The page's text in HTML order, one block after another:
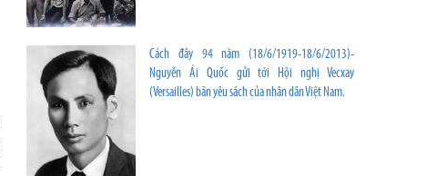
Cách đây 94 năm (18/6/1919-18/6/2013)-
Nguyễn Ái Quốc gửi tới Hội nghị Vecxay
(Versailles) bản yêu sách của nhân dân Việt Nam.